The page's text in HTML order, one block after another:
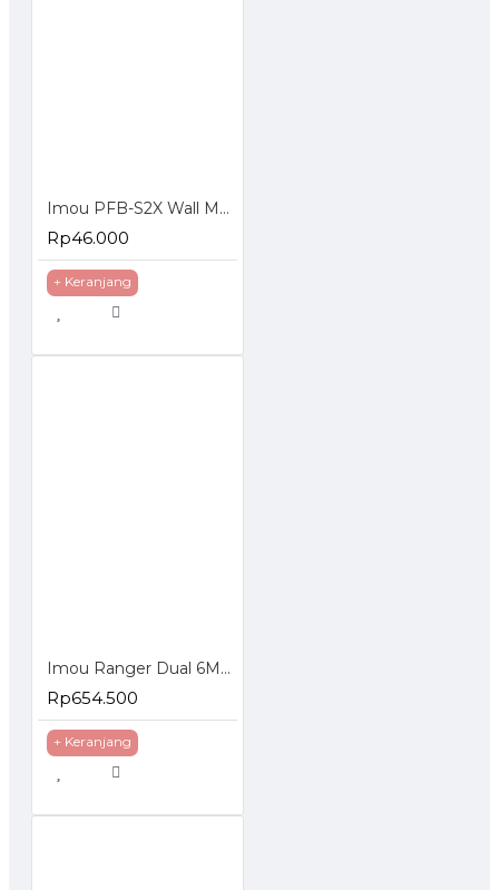
Imou PFB-S2X Wall Mounting Bracket for Indoor P&T Camera IP Cam Braket
Rp46.000
+ Keranjang
Imou Ranger Dual 6MP Indoor Smart Security Camera Dual Lens
Rp654.500
+ Keranjang